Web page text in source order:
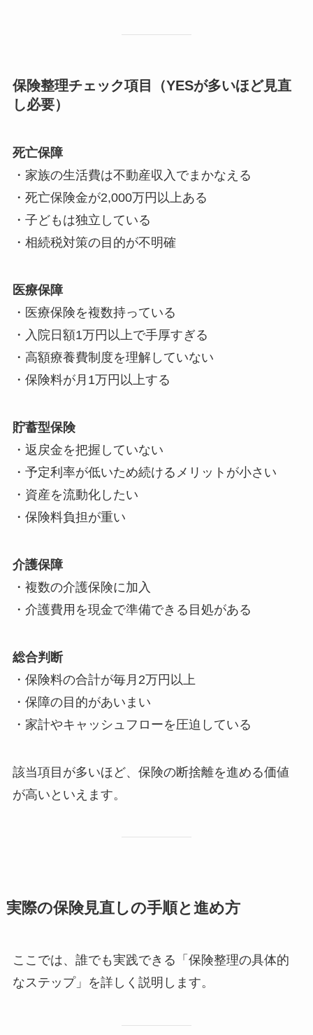
保険整理チェック項目（YESが多いほど見直
し必要）
死亡保障
・家族の生活費は不動産収入でまかなえる
・死亡保険金が2,000万円以上ある
・子どもは独立している
・相続税対策の目的が不明確
医療保障
・医療保険を複数持っている
・入院日額1万円以上で手厚すぎる
・高額療養費制度を理解していない
・保険料が月1万円以上する
貯蓄型保険
・返戻金を把握していない
・予定利率が低いため続けるメリットが小さい
・資産を流動化したい
・保険料負担が重い
介護保障
・複数の介護保険に加入
・介護費用を現金で準備できる目処がある
総合判断
・保険料の合計が毎月2万円以上
・保障の目的があいまい
・家計やキャッシュフローを圧迫している
該当項目が多いほど、保険の断捨離を進める価値
が高いといえます。
実際の保険見直しの手順と進め方
ここでは、誰でも実践できる「保険整理の具体的
なステップ」を詳しく説明します。